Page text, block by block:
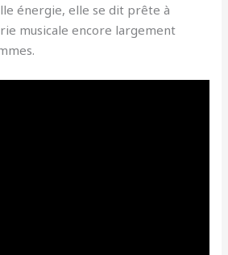
énergie, elle se dit prête à
musicale encore largement